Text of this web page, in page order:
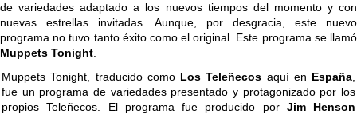
de variedades adaptado a los nuevos tiempos del momento y con
nuevas estrellas invitadas. Aunque, por desgracia, este nuevo
programa no tuvo tanto éxito como el original. Este programa se llamó
Muppets Tonight
Muppets Tonight, traducido como Los Teleñecos aquí en España
fue un programa de variedades presentado y protagonizado por los
propios Teleñecos. El programa fue producido por Jim Henson